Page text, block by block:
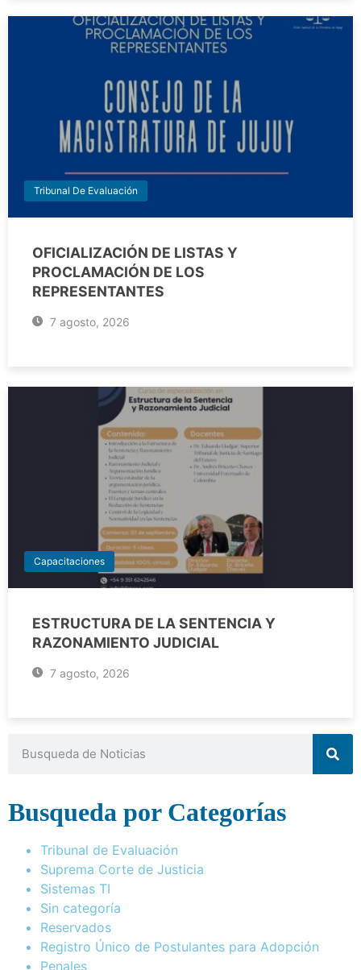
Tribunal De Evaluación
OFICIALIZACIÓN DE LISTAS Y
PROCLAMACIÓN DE LOS
REPRESENTANTES
7 agosto, 2026
Capacitaciones
ESTRUCTURA DE LA SENTENCIA Y
RAZONAMIENTO JUDICIAL
7 agosto, 2026
Busqueda por Categorías
Tribunal de Evaluación
Suprema Corte de Justicia
Sistemas TI
Sin categoría
Reservados
Registro Único de Postulantes para Adopción
Penales